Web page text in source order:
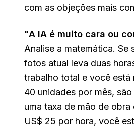
com as objeções mais
"A IA é muito cara ou
Analise a matemática. Se
fotos atual leva duas
trabalho total e você está
40 unidades por mês,
uma taxa de mão de
US$ 25 por hora, você